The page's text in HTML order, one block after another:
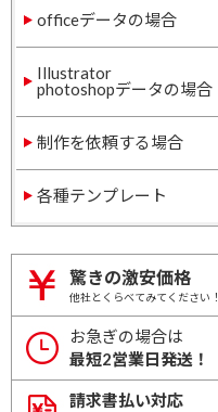
officeデータの場合
Illustrator
photoshopデータの場合
制作を依頼する場合
各種テンプレート
驚きの激安価格
他社とくらべてみてください！
お急ぎの場合は
最短2営業日発送！
請求書払い対応